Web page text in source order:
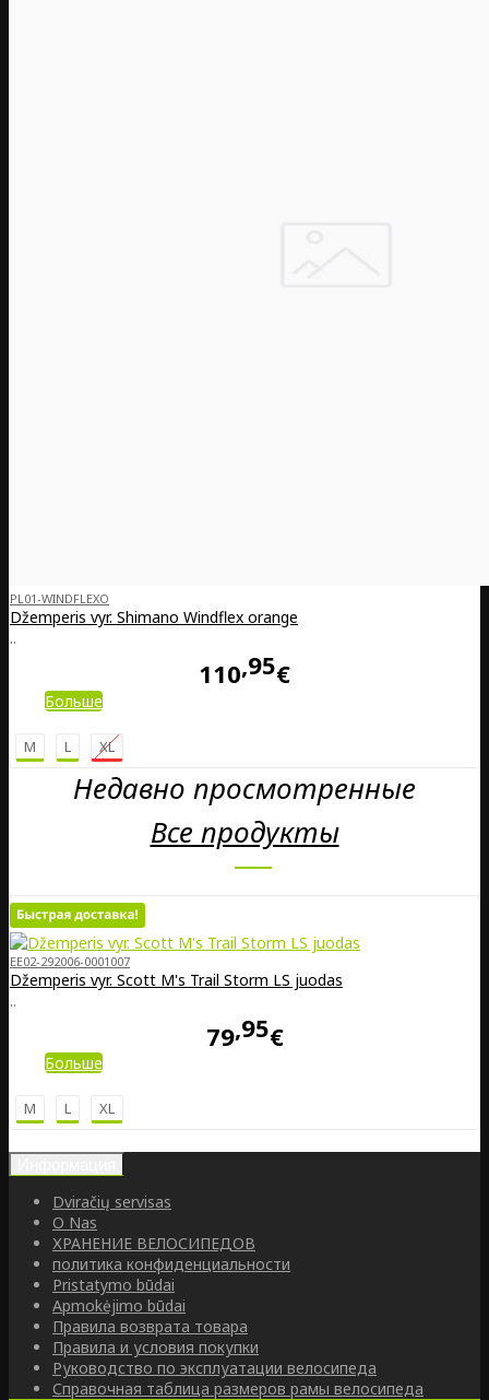
PL01-WINDFLEXO
Džemperis vyr. Shimano Windflex orange
..
110 95€
Больше
M L XL
Недавно просмотренные
Все продукты
EE02-292006-0001007
Džemperis vyr. Scott M's Trail Storm LS juodas
..
79 95€
Больше
M L XL
Dviračių servisas
O Nas
ХРАНЕНИЕ ВЕЛОСИПЕДОВ
политика конфиденциальности
Pristatymo būdai
Apmokėjimo būdai
Правила возврата товара
Правила и условия покупки
Руководство по эксплуатации велосипеда
Справочная таблица размеров рамы велосипеда